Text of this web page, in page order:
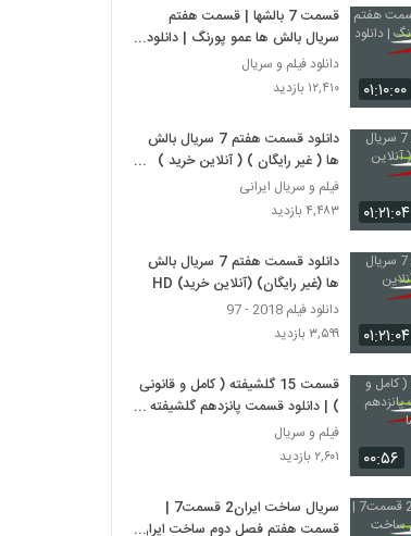
۰۱:۱۰:۰۰
قسمت 7 بالشها | قسمت هفتم
سریال بالش ها عمو پورنگ | دانلود
کامل
دانلود فیلم و سریال
۱۲,۴۱۰ بازدید
۰۱:۲۱:۰۴
دانلود قسمت هفتم 7 سریال بالش
ها ( غیر رایگان ) ( آنلاین خرید )
HD
فیلم و سریال ایرانی
۴,۴۸۳ بازدید
۰۱:۲۱:۰۴
دانلود قسمت هفتم 7 سریال بالش
ها (غیر رایگان) (آنلاین خرید) HD
دانلود فیلم 2018 - 97
۳,۵۹۹ بازدید
۰۰:۵۶
قسمت 15 گلشیفته ( کامل و قانونی
) | دانلود قسمت پانزدهم گلشیفته
پانزده 4k نماشا
فیلم و سریال
۲,۶۰۱ بازدید
سریال ساخت ایران2 قسمت7 |
قسمت هفتم فصل دوم ساخت ایران